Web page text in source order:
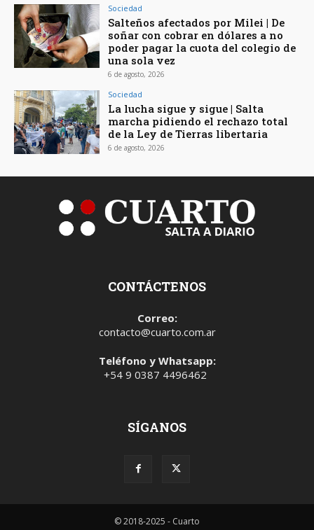
Sociedad
Salteños afectados por Milei | De
soñar con cobrar en dólares a no
poder pagar la cuota del colegio de
una sola vez
6 de agosto, 2026
Sociedad
La lucha sigue y sigue | Salta
marcha pidiendo el rechazo total
de la Ley de Tierras libertaria
6 de agosto, 2026
CONTÁCTENOS
Correo:
contacto@cuarto.com.ar
Teléfono y Whatsapp:
+54 9 0387 4496462
SÍGANOS
© 2018-2025 - Cuarto